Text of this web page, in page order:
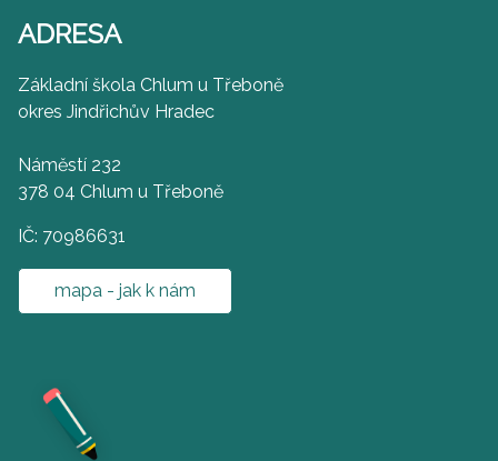
ADRESA
Základní škola Chlum u Třeboně
okres Jindřichův Hradec
Náměstí 232
378 04 Chlum u Třeboně
IČ: 70986631
mapa - jak k nám